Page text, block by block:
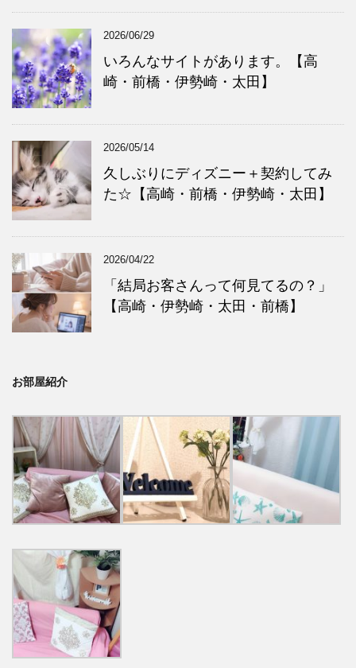
2026/06/29
いろんなサイトがあります。【高
崎・前橋・伊勢崎・太田】
2026/05/14
久しぶりにディズニー＋契約してみ
た☆【高崎・前橋・伊勢崎・太田】
2026/04/22
「結局お客さんって何見てるの？」
【高崎・伊勢崎・太田・前橋】
お部屋紹介